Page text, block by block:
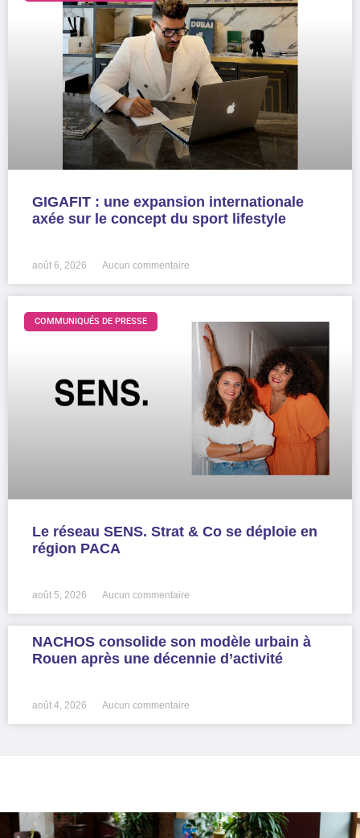
GIGAFIT : une expansion internationale
axée sur le concept du sport lifestyle
août 6, 2026 Aucun commentaire
COMMUNIQUÉS DE PRESSE
Le réseau SENS. Strat & Co se déploie en
région PACA
août 5, 2026 Aucun commentaire
NACHOS consolide son modèle urbain à
Rouen après une décennie d’activité
août 4, 2026 Aucun commentaire